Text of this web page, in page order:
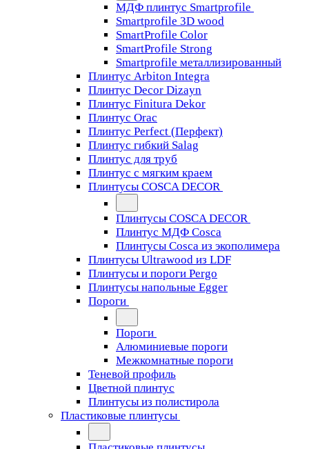
МДФ плинтус Smartprofile
Smartprofile 3D wood
SmartProfile Color
SmartProfile Strong
Smartprofile металлизированный
Плинтус Arbiton Integra
Плинтус Decor Dizayn
Плинтус Finitura Dekor
Плинтус Orac
Плинтус Perfect (Перфект)
Плинтус гибкий Salag
Плинтус для труб
Плинтус с мягким краем
Плинтусы COSCA DECOR
Плинтусы COSCA DECOR
Плинтус МДФ Cosca
Плинтусы Cosca из экополимера
Плинтусы Ultrawood из LDF
Плинтусы и пороги Pergo
Плинтусы напольные Egger
Пороги
Пороги
Алюминиевые пороги
Межкомнатные пороги
Теневой профиль
Цветной плинтус
Плинтусы из полистирола
Пластиковые плинтусы